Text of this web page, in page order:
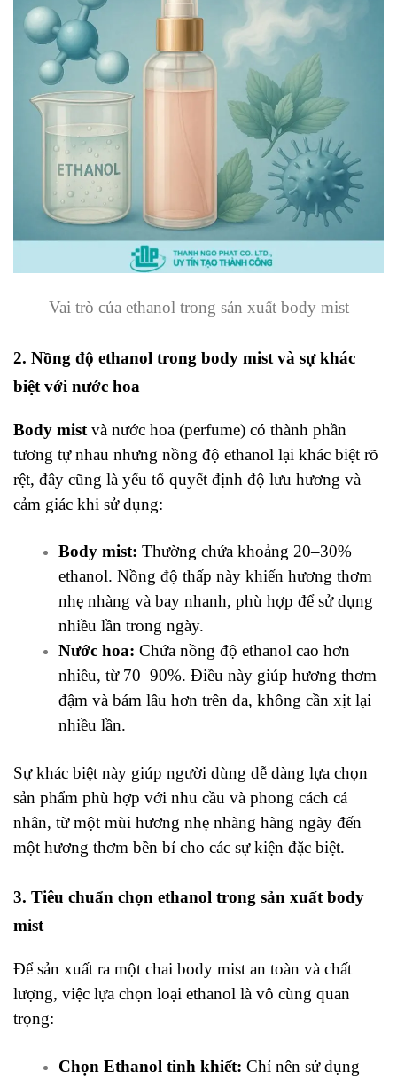
Vai trò của ethanol trong sản xuất body mist
2. Nồng độ ethanol trong body mist và sự khác
biệt với nước hoa
Body mist và nước hoa (perfume) có thành phần
tương tự nhau nhưng nồng độ ethanol lại khác biệt rõ
rệt, đây cũng là yếu tố quyết định độ lưu hương và
cảm giác khi sử dụng:
Body mist: Thường chứa khoảng 20–30%
ethanol. Nồng độ thấp này khiến hương thơm
nhẹ nhàng và bay nhanh, phù hợp để sử dụng
nhiều lần trong ngày.
Nước hoa: Chứa nồng độ ethanol cao hơn
nhiều, từ 70–90%. Điều này giúp hương thơm
đậm và bám lâu hơn trên da, không cần xịt lại
nhiều lần.
Sự khác biệt này giúp người dùng dễ dàng lựa chọn
sản phẩm phù hợp với nhu cầu và phong cách cá
nhân, từ một mùi hương nhẹ nhàng hàng ngày đến
một hương thơm bền bỉ cho các sự kiện đặc biệt.
3. Tiêu chuẩn chọn ethanol trong sản xuất body
mist
Để sản xuất ra một chai body mist an toàn và chất
lượng, việc lựa chọn loại ethanol là vô cùng quan
trọng:
Chọn Ethanol tinh khiết: Chỉ nên sử dụng